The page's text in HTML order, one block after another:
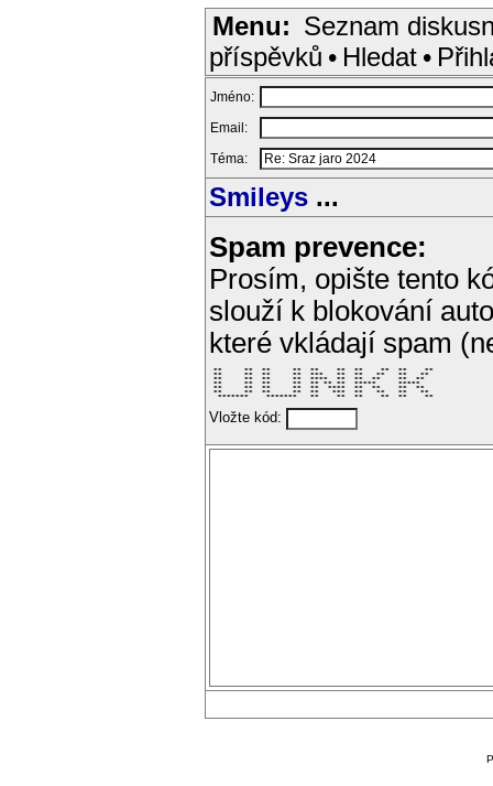
Menu: Seznam
příspěvků • Hledat •
Jméno:
Email:
Téma:
Smileys ...
Spam prevence:
Prosím, opište tento
slouží k blokování
které vkládají spam
**     **  **     **  **    **  **    **  **    **
**     **  **     **  ***   **  **   **   **   **
**     **  **     **  ****  **  **  **    **  **
**     **  **     **  ** ** **  *****     *****
**     **  **     **  **  ****  **  **    **  **
**     **  **     **  **   ***  **   **   **   **
  *******    *******   **    **  **    **  **    **
Vložte kód: